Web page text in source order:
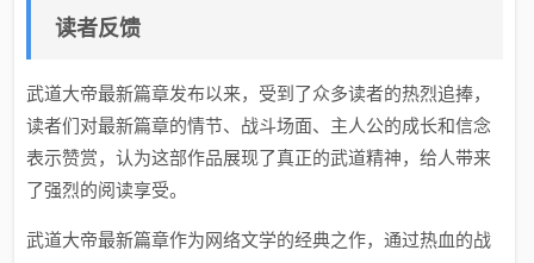
读者反馈
武道大帝最新篇章发布以来，受到了众多读者的热烈追捧，
读者们对最新篇章的情节、战斗场面、主人公的成长和信念
表示赞赏，认为这部作品展现了真正的武道精神，给人带来
了强烈的阅读享受。
武道大帝最新篇章作为网络文学的经典之作，通过热血的战